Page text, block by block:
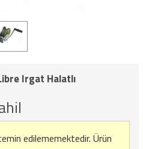
Irgat Halatlı
edilememektedir. Ürün